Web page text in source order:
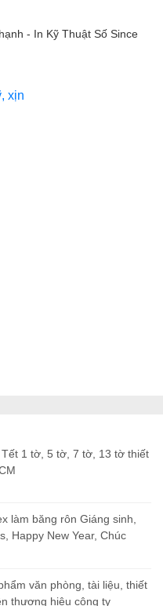
- In Kỹ Thuật Số Since
1 tờ, 5 tờ, 7 tờ, 13 tờ thiết
làm băng rôn Giáng sinh,
Happy New Year, Chúc
văn phòng, tài liệu, thiết
thương hiệu công ty